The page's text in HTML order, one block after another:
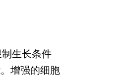
生长条件
增强的细胞